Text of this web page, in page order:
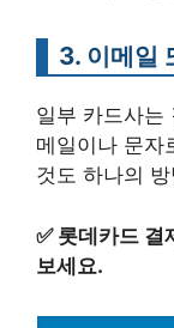
3. 이메일
일부 카드사는
메일이나 문자
것도 하나의
✅ 롯데카드 결
보세요.